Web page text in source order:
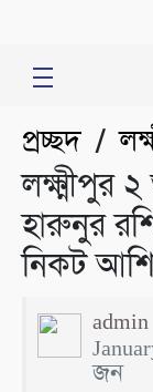
প্রচ্ছদ/
লক্ষ্মীপুর
হারুনুর
নিকট
admin
জন